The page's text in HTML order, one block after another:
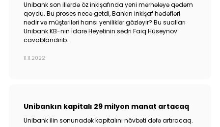
Unibank son illərdə öz inkişafında yeni mərhələyə qədəm
qoydu. Bu proses necə getdi, Bankın inkişaf hədəfləri
nədir və müştəriləri hansı yeniliklər gözləyir? Bu sualları
Unibank KB-nin İdarə Heyətinin sədri Faiq Hüseynov
cavablandırıb.
11.11.2022
Unibankın kapitalı 29 milyon manat artacaq
Unibank ilin sonunadək kapitalını növbəti dəfə artıracaq.